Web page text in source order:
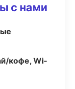
с нами
кофе, Wi-